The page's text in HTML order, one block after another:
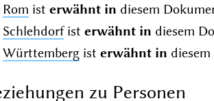
Rom ist erwähnt in diesem
Schlehdorfist erwähnt in diesem
Württemberg ist erwähnt in
zu Personen